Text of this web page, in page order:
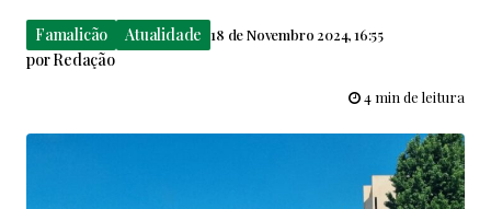
Famalicão Atualidade 18 de Novembro 2024, 16:55
porRedação
4 min de leitura